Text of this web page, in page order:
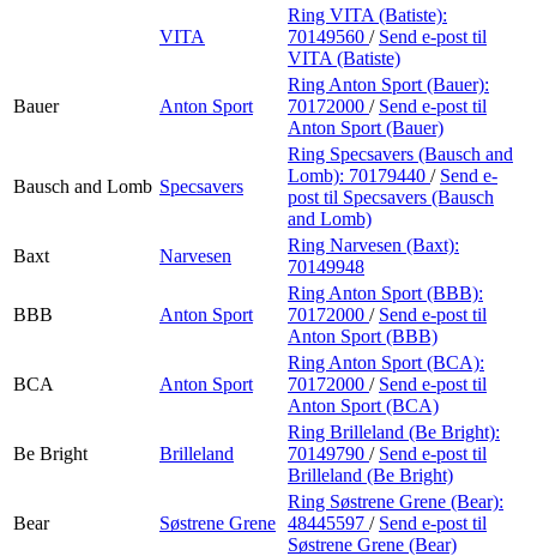
VITA
Ring VITA (Batiste):
70149560 / Send e-post til
VITA (Batiste)
Bauer Anton Sport
Ring Anton Sport (Bauer):
70172000 / Send e-post til
Anton Sport (Bauer)
Bausch and Lomb Specsavers
Ring Specsavers (Bausch and
Lomb): 70179440 / Send e-
post til Specsavers (Bausch
and Lomb)
Baxt
Narvesen
Ring Narvesen (Baxt):
70149948
BBB Anton Sport
Ring Anton Sport (BBB):
70172000 / Send e-post til
Anton Sport (BBB)
BCA Anton Sport
Ring Anton Sport (BCA):
70172000 / Send e-post til
Anton Sport (BCA)
Be Bright Brilleland
Ring Brilleland (Be Bright):
70149790 / Send e-post til
Brilleland (Be Bright)
Bear Søstrene Grene
Ring Søstrene Grene (Bear):
48445597 / Send e-post til
Søstrene Grene (Bear)